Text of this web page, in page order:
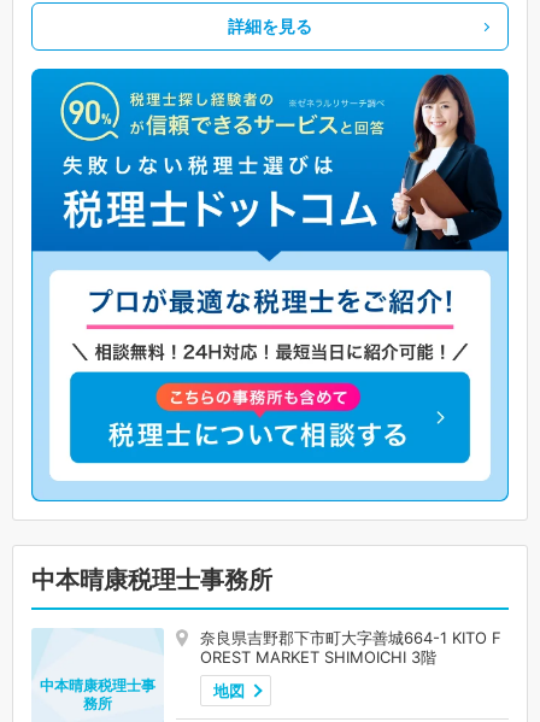
詳細を見る
中本晴康税理士事務所
奈良県吉野郡下市町大字善城664-1 KITO F
OREST MARKET SHIMOICHI 3階
地図
中本晴康税理士事
務所